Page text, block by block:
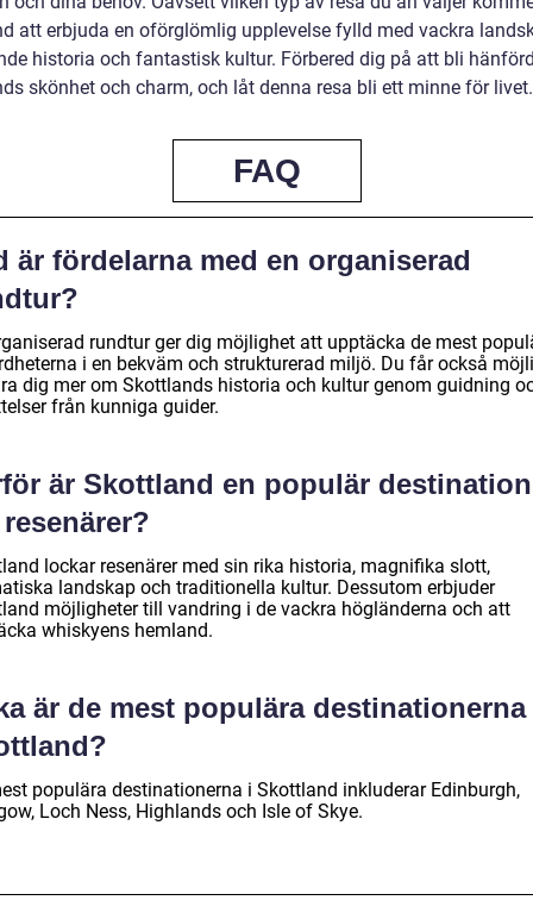
att erbjuda en oförglömlig upplevelse fylld med vackra
historia och fantastisk kultur. Förbered dig på att bli
skönhet och charm, och låt denna resa bli ett minne för livet.
FAQ
är fördelarna med en organiserad
rundtur ger dig möjlighet att upptäcka de mest
i en bekväm och strukturerad miljö. Du får också
dig mer om Skottlands historia och kultur genom guidning
från kunniga guider.
är Skottland en populär destination
lockar resenärer med sin rika historia, magnifika slott,
landskap och traditionella kultur. Dessutom erbjuder
möjligheter till vandring i de vackra högländerna och att
whiskyens hemland.
är de mest populära destinationerna
populära destinationerna i Skottland inkluderar Edinburgh,
Loch Ness, Highlands och Isle of Skye.